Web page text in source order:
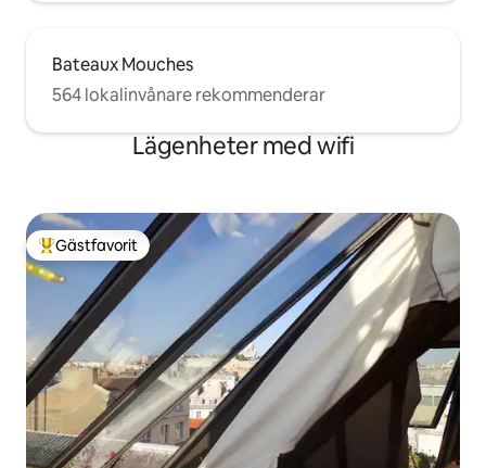
Bateaux Mouches
564 lokalinvånare rekommenderar
Lägenheter med wifi
Populär gästfavorit
Gästfavorit